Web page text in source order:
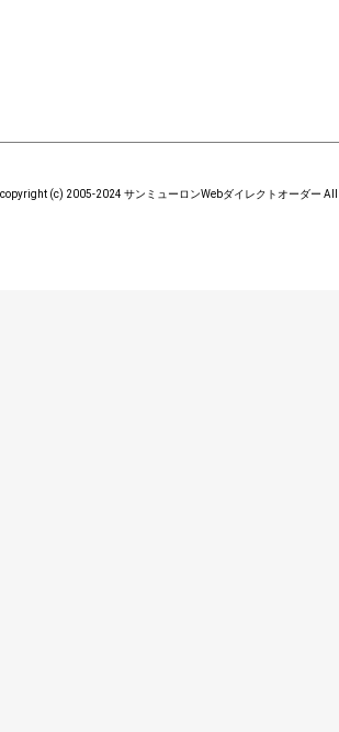
copyright (c) 2005-2024 サンミューロンWebダイレクトオーダー All